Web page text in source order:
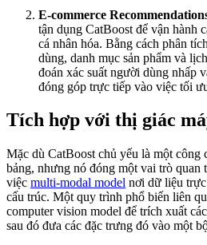
E-commerce
tận dụng CatBoost để vận hành
cá nhân hóa. Bằng cách phân
dùng, danh mục sản phẩm và
đoán xác suất người dùng nhấp
đóng góp trực tiếp vào việc tối
Tích hợp với thị giác
Mặc dù CatBoost chủ yếu là một công
bảng, nhưng nó đóng một vai trò quan
việc multi-modal model nơi dữ liệu
cấu trúc. Một quy trình phổ biến liên
computer vision model để trích xuất
sau đó đưa các đặc trưng đó vào một